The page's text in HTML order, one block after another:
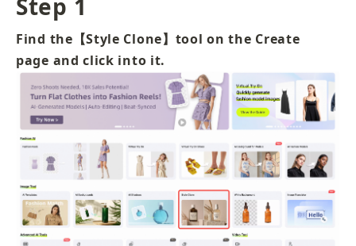
Step 1
Find the【Style Clone】tool on the Create
page and click into it.